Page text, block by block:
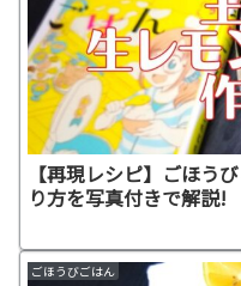
【再現レシピ】ごほう
り方を写真付きで解説!
ごほうびごはん